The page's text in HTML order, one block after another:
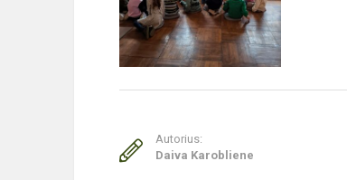
Autorius:
Daiva Karobliene